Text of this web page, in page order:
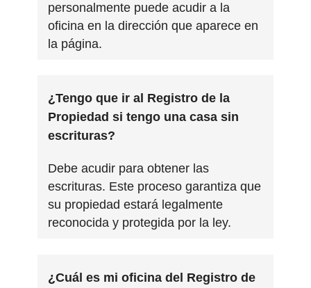
personalmente puede acudir a la
oficina en la dirección que aparece en
la página.
¿Tengo que ir al Registro de la
Propiedad si tengo una casa sin
escrituras?
Debe acudir para obtener las
escrituras. Este proceso garantiza que
su propiedad estará legalmente
reconocida y protegida por la ley.
¿Cuál es mi oficina del Registro de